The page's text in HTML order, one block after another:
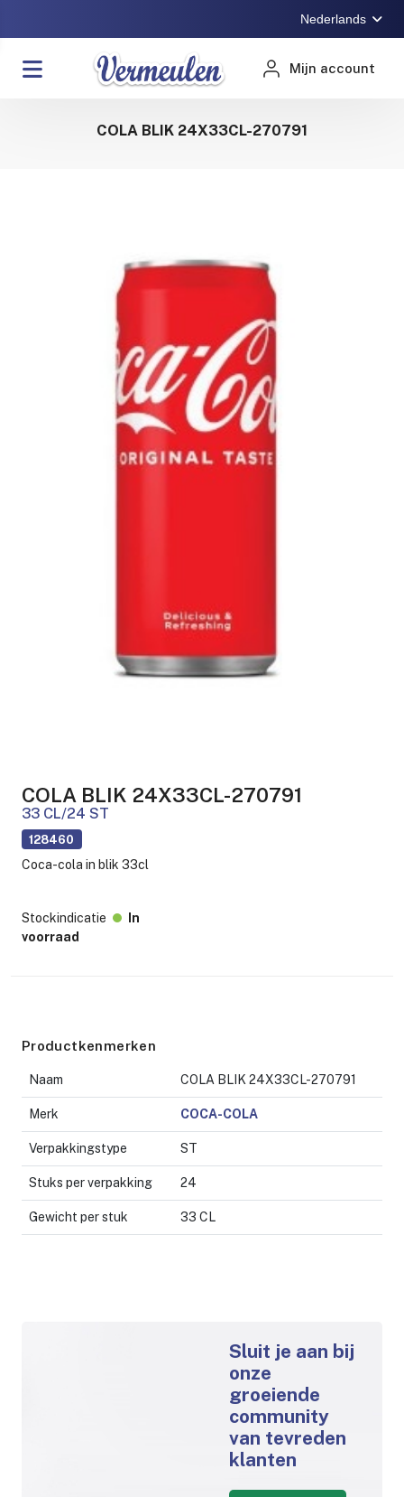
Nederlands
Mijn account
COLA BLIK 24X33CL-270791
COLA BLIK 24X33CL-270791
33 CL/24 ST
128460
Coca-cola in blik 33cl
Stockindicatie
In
voorraad
Productkenmerken
Naam COLA BLIK 24X33CL-270791
Merk COCA-COLA
Verpakkingstype ST
Stuks per verpakking 24
Gewicht per stuk 33 CL
Sluit je aan bij
onze
groeiende
community
van tevreden
klanten